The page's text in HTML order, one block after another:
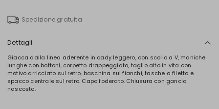
Spedizione gratuita
Dettagli
Giacca dalla linea aderente in cady leggero, con scollo a V, maniche
lunghe con bottoni, corpetto drappeggiato, taglio alto in vita con
motivo arricciato sul retro, baschina sui fianchi, tasche a filetto e
spacco centrale sul retro. Capo foderato. Chiusura con gancio
nascosto.